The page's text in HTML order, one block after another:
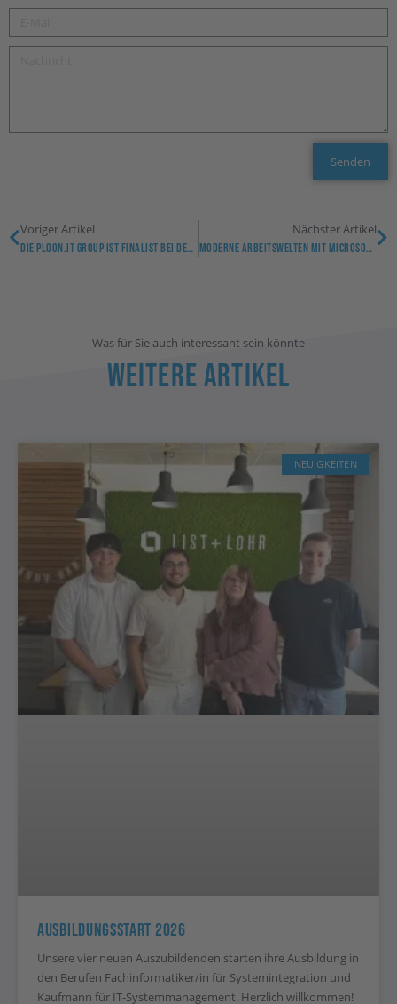
Senden
Voriger Artikel
Die Ploon.it Group Ist Finalist Bei Den CRN Channel Awards 2025 – Kategorie: MSP Des Jahres!
Nächster Artikel
Moderne Arbeitswelten Mit Microsoft 365 – Wir Sind Ihr Solutions Partner For Modern Work
Was für Sie auch interessant sein könnte
Weitere Artikel
NEUIGKEITEN
Ausbildungsstart 2026
Unsere vier neuen Auszubildenden starten ihre Ausbildung in
den Berufen Fachinformatiker/in für Systemintegration und
Kaufmann für IT-Systemmanagement. Herzlich willkommen!